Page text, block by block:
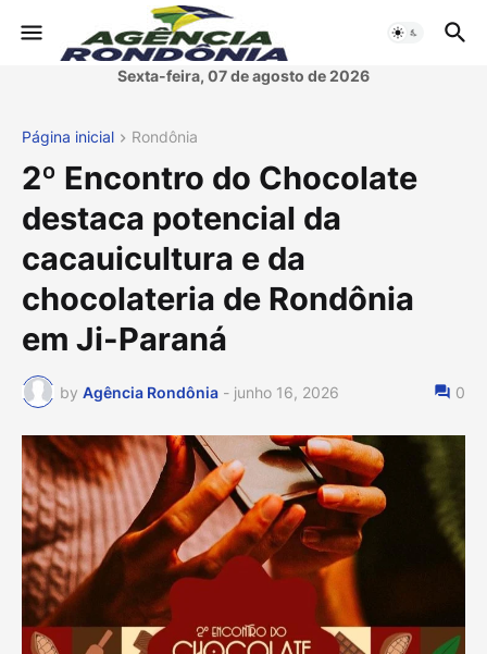
Sexta-feira, 07 de agosto de 2026
Página inicial Rondônia
2º Encontro do Chocolate
destaca potencial da
cacauicultura e da
chocolateria de Rondônia
em Ji-Paraná
by Agência Rondônia - junho 16, 2026 0